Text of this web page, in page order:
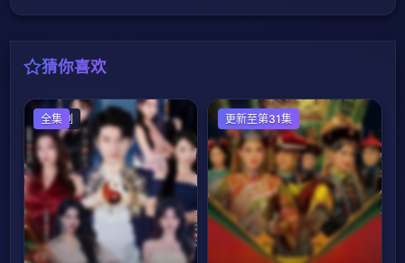
猜你喜欢
国产剧
全集 香港剧
更新至第31集